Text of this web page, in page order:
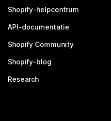
Shopify-helpcentrum
API-documentatie
Shopify Community
Shopify-blog
Research